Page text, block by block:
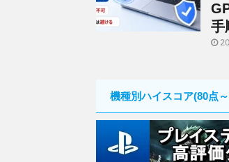
手
機種別ハイスコア(80点